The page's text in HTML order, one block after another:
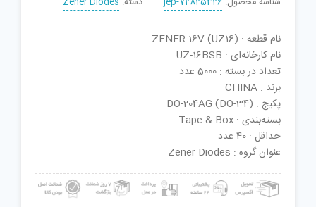
نام قطعه : ZENER 16V (UZ16)
نام کارخانه‌ای : UZ-16BSB
تعداد در بسته : 5000 عدد
برند : CHINA
پکیج : DO-204AG (DO-34)
بسته‌بندی : Tape & Box
حداقل : 40 عدد
عنوان گروه : Zener Diodes